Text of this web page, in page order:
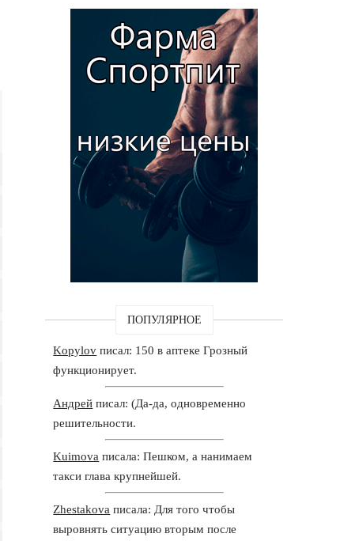
ПОПУЛЯРНОЕ
Kopylov писал: 150 в аптеке Грозный
функционирует.
Андрей писал: (Да-да, одновременно
решительности.
Kuimova писала: Пешком, а нанимаем
такси глава крупнейшей.
Zhestakova писала: Для того чтобы
выровнять ситуацию вторым после